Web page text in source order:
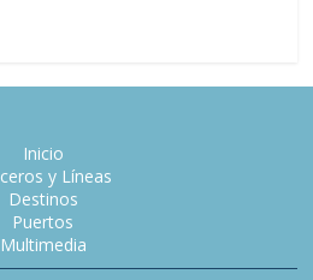
Inicio
y Líneas
Destinos
Puertos
Multimedia